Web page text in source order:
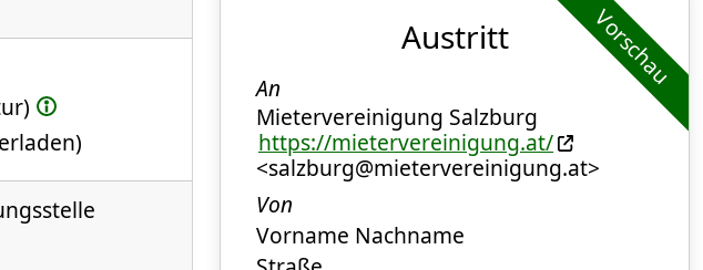
Vorschau
Austritt
An
Mietervereinigung Salzburg
https://mietervereinigung.at/
<salzburg@mietervereinigung.at>
Von
Vorname Nachname